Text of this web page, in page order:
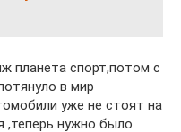
планета спорт,потом с
в мир
уже не стоят на
,теперь нужно было